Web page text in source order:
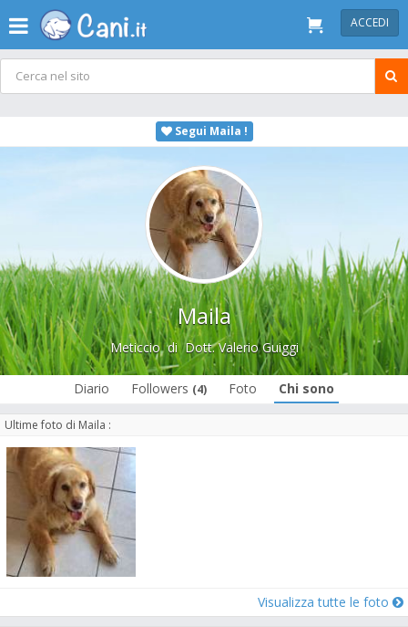
ACCEDI
Segui Maila !
Maila
MeticciodiDott. Valerio Guiggi
Diario Followers (4) Foto Chi sono
Ultime foto di Maila :
Visualizza tutte le foto